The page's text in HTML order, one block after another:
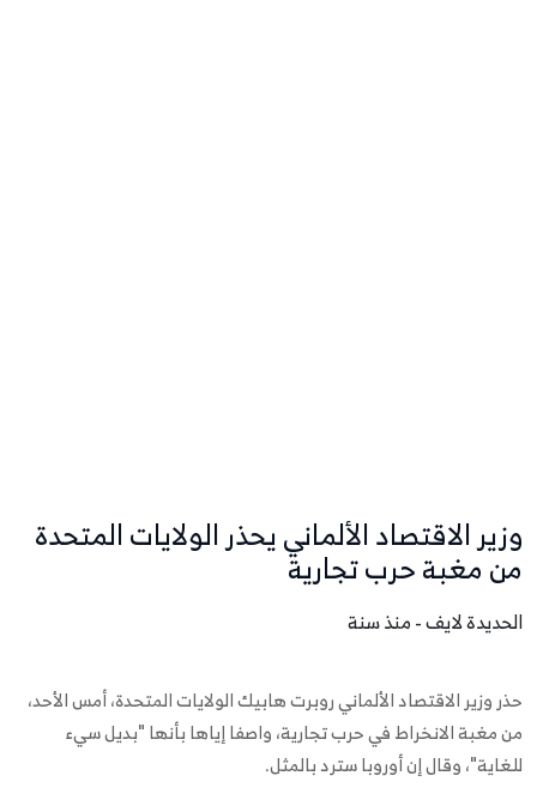
وزير الاقتصاد الألماني يحذر الولايات المتحدة
من مغبة حرب تجارية
الحديدة لايف - منذ سنة
حذر وزير الاقتصاد الألماني روبرت هابيك الولايات المتحدة، أمس الأحد،
من مغبة الانخراط في حرب تجارية، واصفا إياها بأنها "بديل سيء
للغاية"، وقال إن أوروبا سترد بالمثل.